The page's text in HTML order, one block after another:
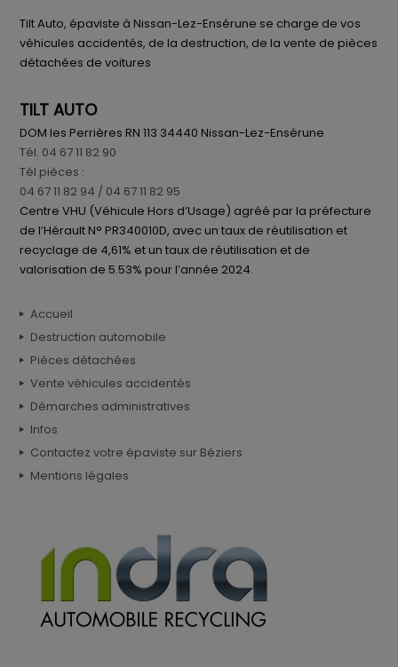
Tilt Auto, épaviste à Nissan-Lez-Ensérune se charge de vos
véhicules accidentés, de la destruction, de la vente de pièces
détachées de voitures
TILT AUTO
DOM les Perrières RN 113 34440 Nissan-Lez-Ensérune
Tél. 04 67 11 82 90
Tél pièces :
04 67 11 82 94 / 04 67 11 82 95
Centre VHU (Véhicule Hors d’Usage) agréé par la préfecture
de l’Hérault N° PR340010D, avec un taux de réutilisation et
recyclage de 4,61% et un taux de réutilisation et de
valorisation de 5.53% pour l’année 2024.
Accueil
Destruction automobile
Pièces détachées
Vente véhicules accidentés
Démarches administratives
Infos
Contactez votre épaviste sur Béziers
Mentions légales